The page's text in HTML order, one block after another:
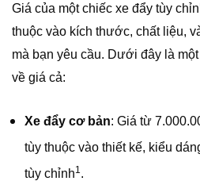
Giá của một chiếc xe đẩy tùy
thuộc vào kích thước, chất liệu,
mà bạn yêu cầu. Dưới đây là
về giá cả:
Xe đẩy cơ bản: Giá từ
tùy thuộc vào thiết kế, kiểu
tùy chỉnh1 .